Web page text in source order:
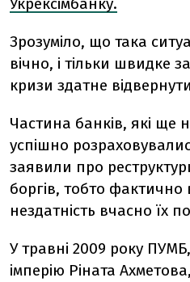
Зрозуміло, що така
вічно, і тільки швидке
кризи здатне
Частина банків, які ще
успішно
заявили про
боргів, тобто
нездатність вчасно їх
У травні 2009 року
імперію Ріната Ахметова,